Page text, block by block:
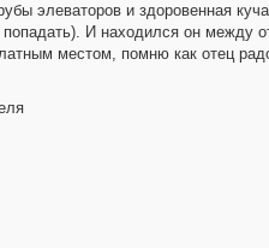
элеваторов и здоровенная
И находился он между
местом, помню как отец